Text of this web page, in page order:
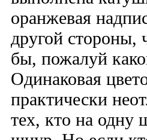
оранжевая
другой стороны,
бы, пожалуй
Одинаковая
практически
тех, кто на одну